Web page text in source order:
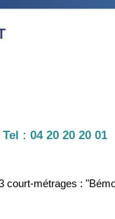
Tel : 04 20 20 20 01
métrages :